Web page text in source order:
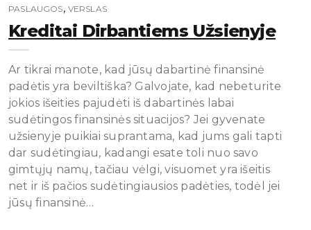
PASLAUGOS, VERSLAS
Kreditai Dirbantiems Užsienyje
Ar tikrai manote, kad jūsų dabartinė finansinė
padėtis yra beviltiška? Galvojate, kad nebeturite
jokios išeities pajudėti iš dabartinės labai
sudėtingos finansinės situacijos? Jei gyvenate
užsienyje puikiai suprantama, kad jums gali tapti
dar sudėtingiau, kadangi esate toli nuo savo
gimtųjų namų, tačiau vėlgi, visuomet yra išeitis
net ir iš pačios sudėtingiausios padėties, todėl jei
jūsų finansinė…